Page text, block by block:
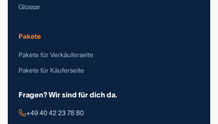
Glossar
Pakete
Pakete für Verkäuferseite
Pakete für Käuferseite
Fragen? Wir sind für dich da.
+49 40 42 23 78 80